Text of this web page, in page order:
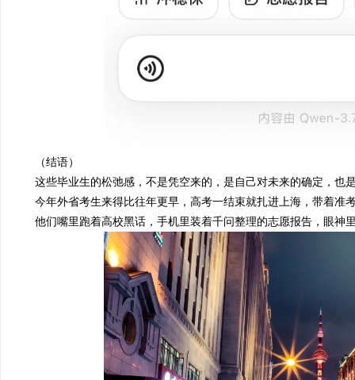
（结语）
这些毕业生的松弛感，不是凭空来的 ， 是自己对未来的确定，也
今年外省考生来得比往年更早，高考一结束就扎进上海，带着准
他们嘴里跑着高校黑话，手机里装着千问整理的志愿报告，眼神